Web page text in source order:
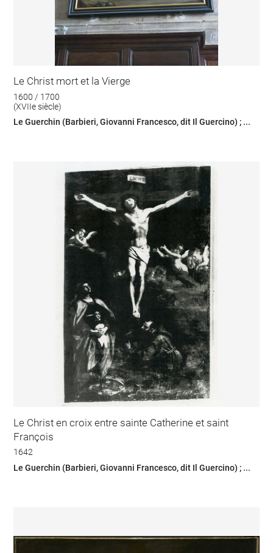
Le Christ mort et la Vierge
1600 / 1700
(XVIIe siècle)
Le Guerchin (Barbieri, Giovanni Francesco, dit Il Guercino) ; ...
Le Christ en croix entre sainte Catherine et saint
François
1642
Le Guerchin (Barbieri, Giovanni Francesco, dit Il Guercino) ; ...